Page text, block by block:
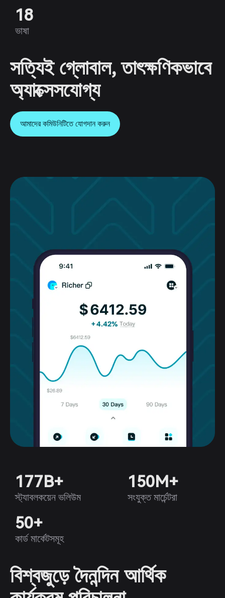
18
ভাষা
সত্যিই গ্লোবাল, তাৎক্ষণিকভাবে
অ্যাক্সেসযোগ্য
আমাদের কমিউনিটিতে যোগদান করুন
177B+
স্ট্যাবলকয়েন ভলিউম
150M+
সংযুক্ত মার্চেন্টরা
50+
কার্ড মার্কেটসমূহ
বিশ্বজুড়ে দৈনন্দিন আর্থিক